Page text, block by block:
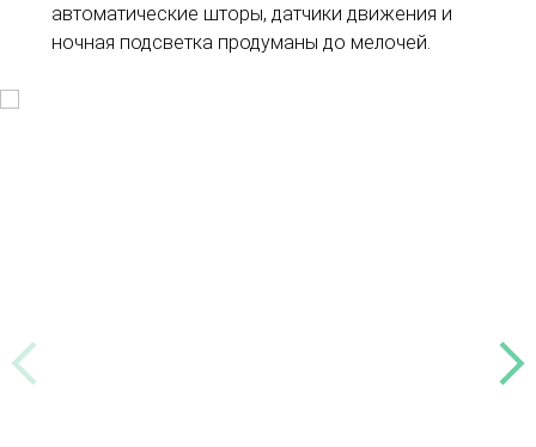
автоматические шторы, датчики движения и
ночная подсветка продуманы до мелочей.